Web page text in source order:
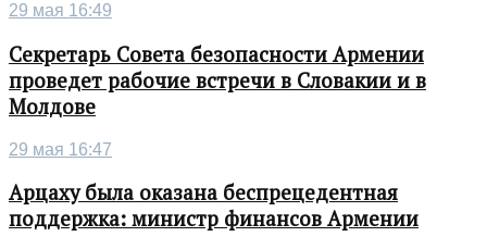
29 мая 16:49
Секретарь Совета безопасности Армении
проведет рабочие встречи в Словакии и в
Молдове
29 мая 16:47
Арцаху была оказана беспрецедентная
поддержка: министр финансов Армении